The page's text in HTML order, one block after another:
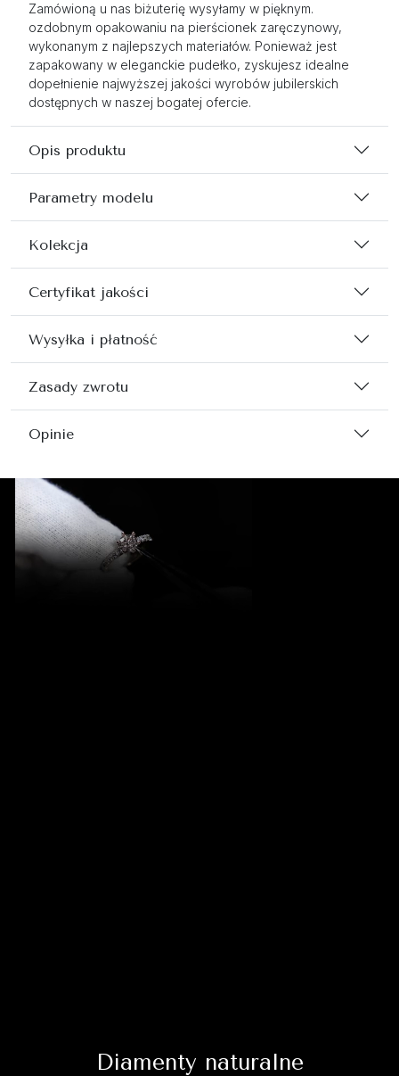
Zamówioną u nas biżuterię wysyłamy w pięknym.
ozdobnym opakowaniu na pierścionek zaręczynowy,
wykonanym z najlepszych materiałów. Ponieważ jest
zapakowany w eleganckie pudełko, zyskujesz idealne
dopełnienie najwyższej jakości wyrobów jubilerskich
dostępnych w naszej bogatej ofercie.
Opis produktu
Parametry modelu
Kolekcja
Certyfikat jakości
Wysyłka i płatność
Zasady zwrotu
Opinie
Diamenty naturalne